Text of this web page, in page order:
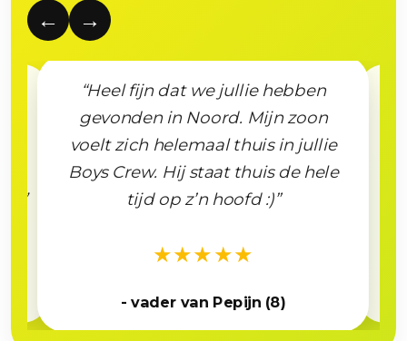
← →
“Heel fijn dat we jullie hebben
gevonden in Noord. Mijn zoon
voelt zich helemaal thuis in jullie
Boys Crew. Hij staat thuis de hele
tijd op z’n hoofd :)”
★★★★★
- vader van Pepijn (8)